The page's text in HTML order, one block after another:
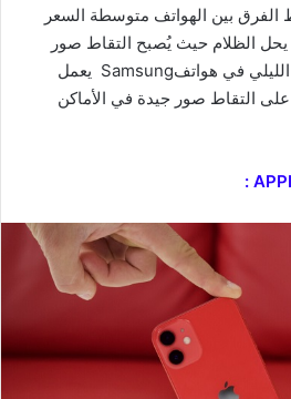
الفرق بين الهواتف متوسطة السعر
يحل الظلام حيث يُصبح التقاط صور
جيدة أمرًا صعبًا. لكن الوضع الليلي في هواتفSamsung يعمل
التقاط صور جيدة في الأماكن